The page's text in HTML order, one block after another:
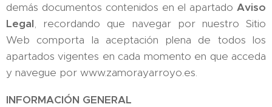
demás documentos contenidos en el apartado Aviso
Legal, recordando que navegar por nuestro Sitio
Web comporta la aceptación plena de todos los
apartados vigentes en cada momento en que acceda
y navegue por www.zamorayarroyo.es.
INFORMACIÓN GENERAL